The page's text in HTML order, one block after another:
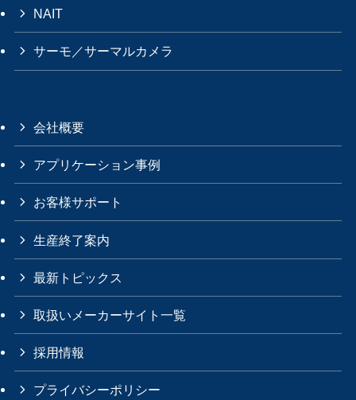
NAIT
サーモ／サーマルカメラ
会社概要
アプリケーション事例
お客様サポート
生産終了案内
最新トピックス
取扱いメーカーサイト一覧
採用情報
プライバシーポリシー